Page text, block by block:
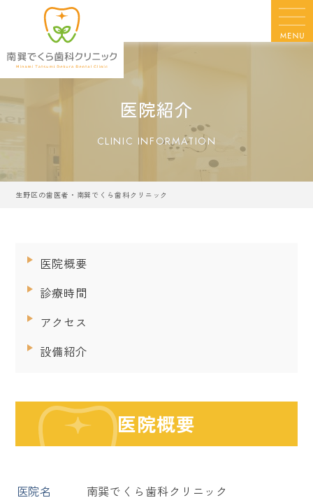
医院紹介
CLINIC INFORMATION
生野区の歯医者・南巽でくら歯科クリニック
医院概要
診療時間
アクセス
設備紹介
医院概要
医院名 南巽でくら歯科クリニック